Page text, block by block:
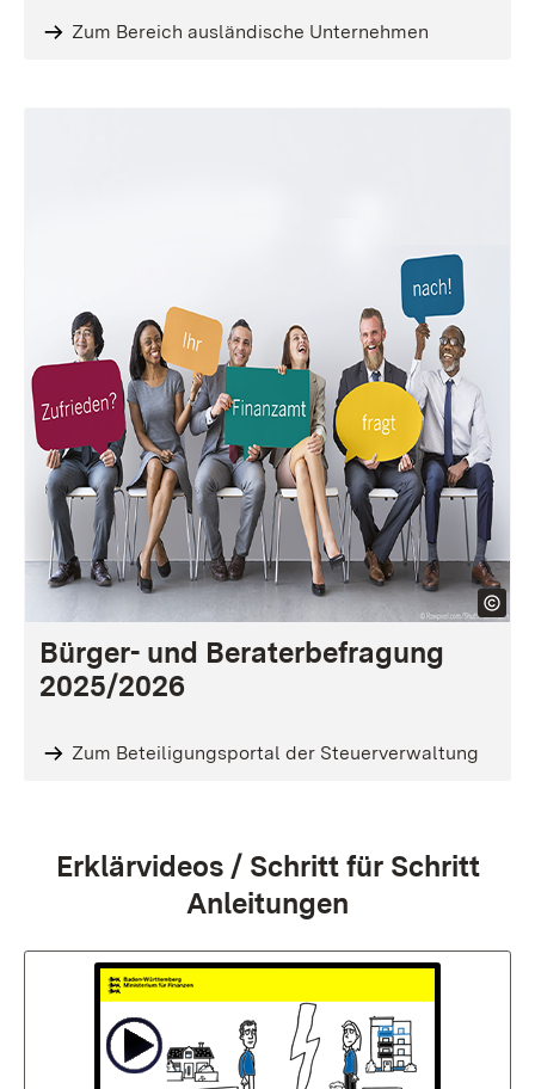
Zum Bereich ausländische Unternehmen
Bürger- und Beraterbefragung
2025/2026
Zum Beteiligungsportal der Steuerverwaltung
:
Erklärvideos / Schritt für Schritt
Anleitungen